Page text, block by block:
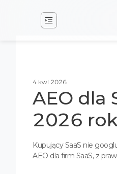
4 kwi 2026
AEO dla
2026
Kupujący SaaS nie
AEO dla firm SaaS, z